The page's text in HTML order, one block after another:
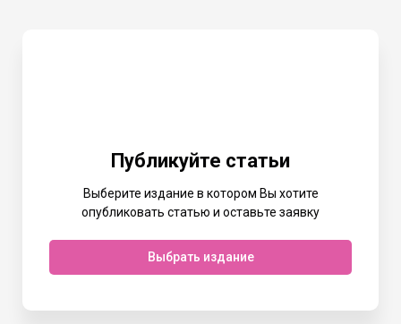
Публикуйте статьи
Выберите издание в котором Вы хотите
опубликовать статью и оставьте заявку
Выбрать издание